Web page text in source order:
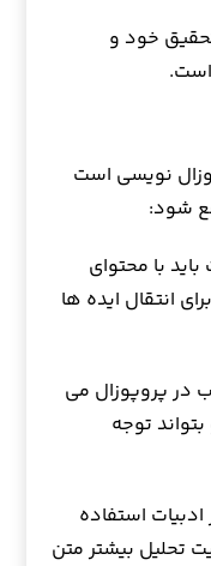
خود و
نویسی است
شود:
باید با محتوای
انتقال ایده ها
در پروپوزال می
توجه
ادبیات استفاده
تحلیل بیشتر متن